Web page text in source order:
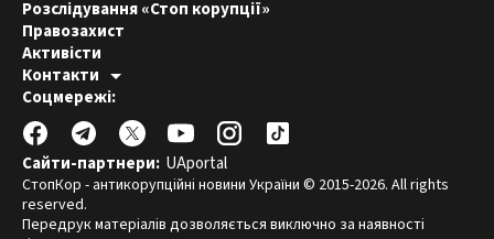
Сайти-партнери: UAportal
СтопКор - антикорупційні новини України © 2015-2026. All rights
reserved.
Передрук матеріалів дозволяється виключно за наявності
Розслідування «Стоп корупції»
Правозахист
Активісти
Контакти
Гаряча лінія:
Редакція СтопКору:
stopcor.org@gmail.com
Юристи:
law@stopcor.org
Правозахисники:
Журналісти-розслідувачі:
media@stopcor.org
Соцмережі: